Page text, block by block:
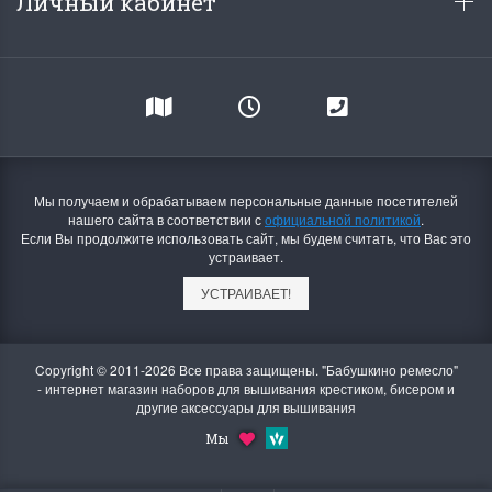
Мы получаем и обрабатываем персональные данные посетителей
нашего сайта в соответствии софициальной политикой.
Если Вы продолжите использовать сайт, мы будем считать, что Вас это
устраивает.
УСТРАИВАЕТ!
Copyright © 2011-2026 Все права защищены. "Бабушкино ремесло"
- интернет магазин наборов для вышивания крестиком, бисером и
другие аксессуары для вышивания
Мы